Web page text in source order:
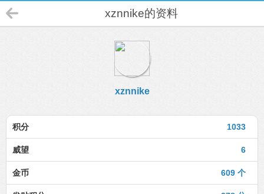
xznnike的资料
xznnike
1033
积分
6
威望
609 个
金币